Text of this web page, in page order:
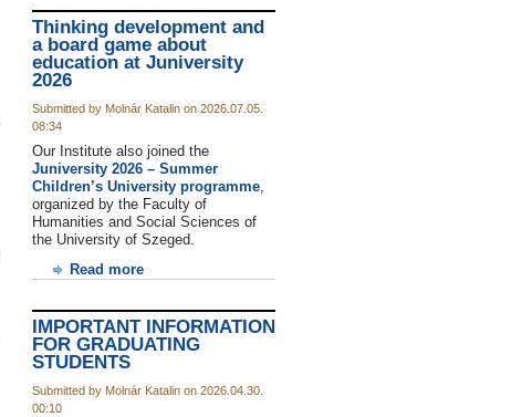
Thinking development and
a board game about
education at Juniversity
2026
Submitted by Molnár Katalin on 2026.07.05.
08:34
Our Institute also joined the
Juniversity 2026 – Summer
Children’s University programme,
organized by the Faculty of
Humanities and Social Sciences of
the University of Szeged.
Read more
IMPORTANT INFORMATION
FOR GRADUATING
STUDENTS
Submitted by Molnár Katalin on 2026.04.30.
00:10